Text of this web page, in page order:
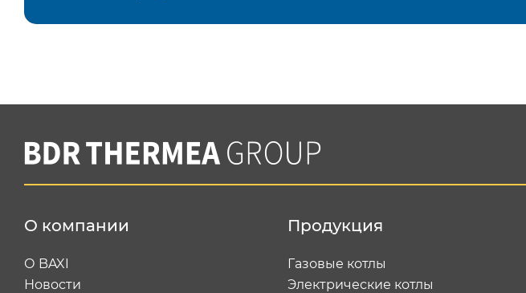
О компании
О BAXI
Новости
Продукция
Газовые котлы
Электрические котлы